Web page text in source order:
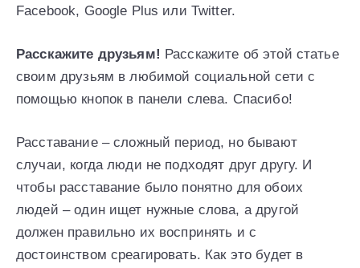
Facebook, Google Plus или Twitter.
Расскажите друзьям! Расскажите об этой статье
своим друзьям в любимой социальной сети с
помощью кнопок в панели слева. Спасибо!
Расставание – сложный период, но бывают
случаи, когда люди не подходят друг другу. И
чтобы расставание было понятно для обоих
людей – один ищет нужные слова, а другой
должен правильно их воспринять и с
достоинством среагировать. Как это будет в